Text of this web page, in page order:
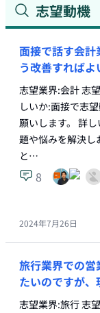
志望動機
面接で話す会
う改善すればよ
志望業界:会計 志
しいか:面接で志
願いします。 詳
題や悩みを解決し
と…
8
2024年7月26日
旅行業界での営
たいのですが
志望業界:旅行 志